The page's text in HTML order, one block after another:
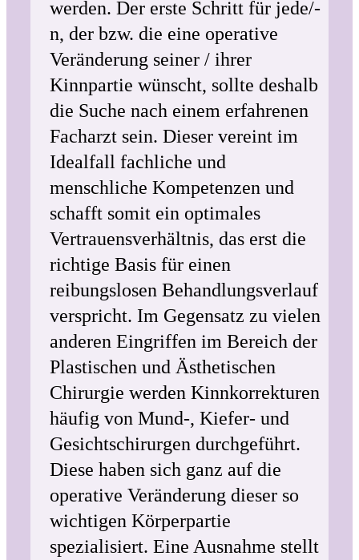
werden. Der erste Schritt für jede/-
n, der bzw. die eine operative
Veränderung seiner / ihrer
Kinnpartie wünscht, sollte deshalb
die Suche nach einem erfahrenen
Facharzt sein. Dieser vereint im
Idealfall fachliche und
menschliche Kompetenzen und
schafft somit ein optimales
Vertrauensverhältnis, das erst die
richtige Basis für einen
reibungslosen Behandlungsverlauf
verspricht. Im Gegensatz zu vielen
anderen Eingriffen im Bereich der
Plastischen und Ästhetischen
Chirurgie werden Kinnkorrekturen
häufig von Mund-, Kiefer- und
Gesichtschirurgen durchgeführt.
Diese haben sich ganz auf die
operative Veränderung dieser so
wichtigen Körperpartie
spezialisiert. Eine Ausnahme stellt